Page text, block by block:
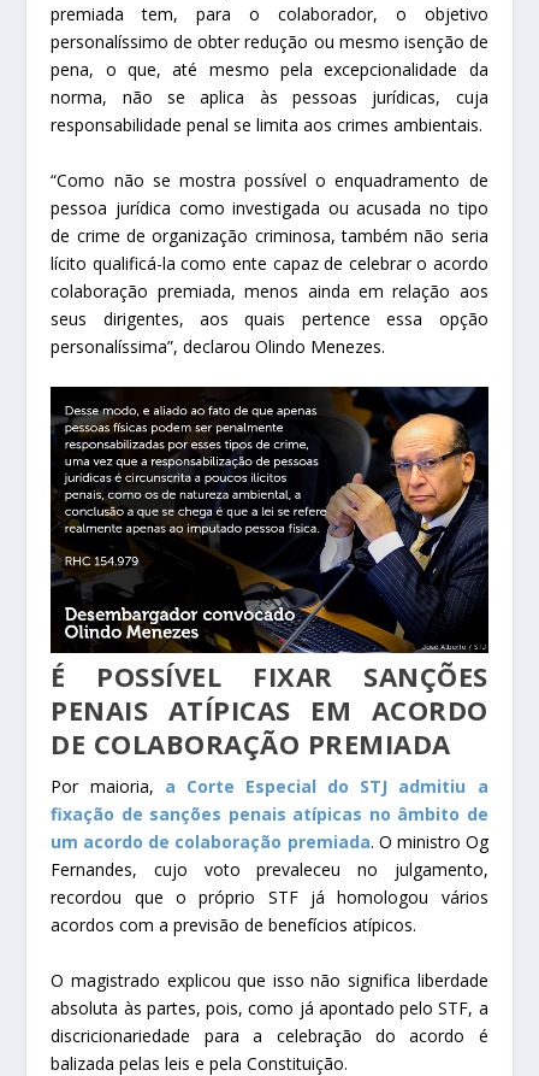
premiada tem, para o colaborador, o objetivo
personalíssimo de obter redução ou mesmo isenção de
pena, o que, até mesmo pela excepcionalidade da
norma, não se aplica às pessoas jurídicas, cuja
responsabilidade penal se limita aos crimes ambientais.
“Como não se mostra possível o enquadramento de
pessoa jurídica como investigada ou acusada no tipo
de crime de organização criminosa, também não seria
lícito qualificá-la como ente capaz de celebrar o acordo
colaboração premiada, menos ainda em relação aos
seus dirigentes, aos quais pertence essa opção
personalíssima”, declarou Olindo Menezes.
É POSSÍVEL FIXAR SANÇÕES
PENAIS ATÍPICAS EM ACORDO
DE COLABORAÇÃO PREMIADA
Por maioria, a Corte Especial do STJ admitiu a
fixação de sanções penais atípicas no âmbito de
um acordo de colaboração premiada. O ministro Og
Fernandes, cujo voto prevaleceu no julgamento,
recordou que o próprio STF já homologou vários
acordos com a previsão de benefícios atípicos.
O magistrado explicou que isso não significa liberdade
absoluta às partes, pois, como já apontado pelo STF, a
discricionariedade para a celebração do acordo é
balizada pelas leis e pela Constituição.